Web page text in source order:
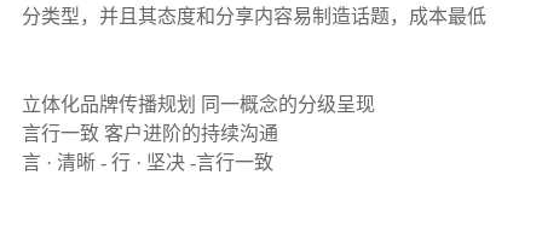
分类型，并且其态度和分享内容易制造话题，成本最低
立体化品牌传播规划 同一概念的分级呈现
言行一致 客户进阶的持续沟通
言 · 清晰 - 行 · 坚决 -言行一致